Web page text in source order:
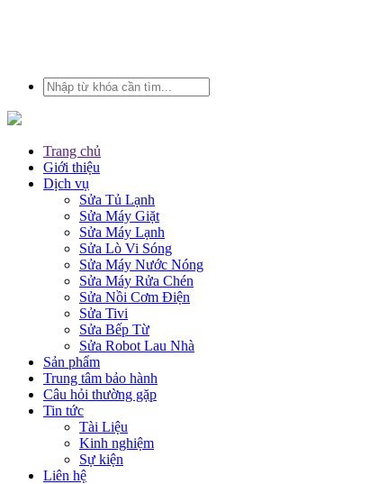
Trang chủ
Giới thiệu
Dịch vụ
Sửa Tủ Lạnh
Sửa Máy Giặt
Sửa Máy Lạnh
Sửa Lò Vi Sóng
Sửa Máy Nước Nóng
Sửa Máy Rửa Chén
Sửa Nồi Cơm Điện
Sửa Tivi
Sửa Bếp Từ
Sửa Robot Lau Nhà
Sản phẩm
Trung tâm bảo hành
Câu hỏi thường gặp
Tin tức
Tài Liệu
Kinh nghiệm
Sự kiện
Liên hệ